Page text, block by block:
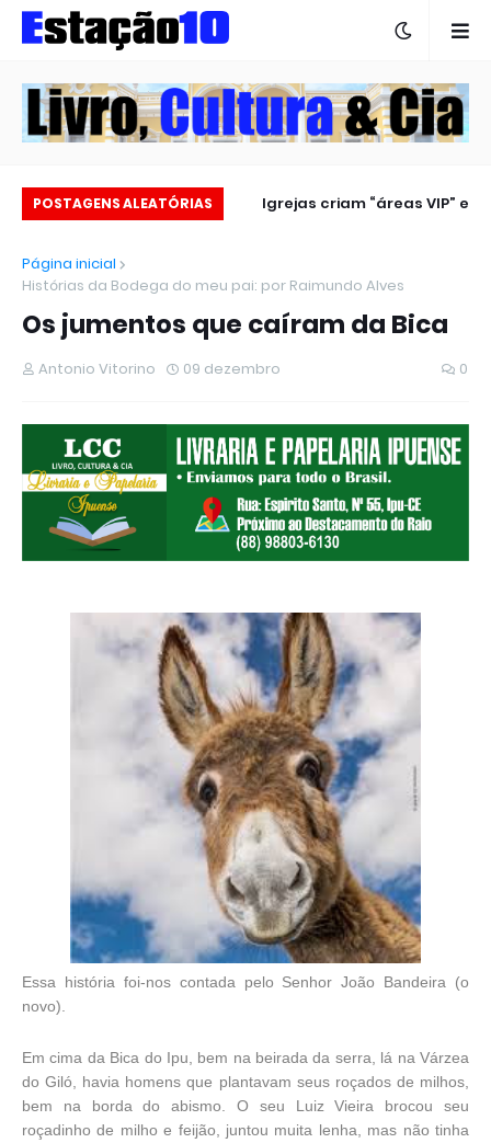
POSTAGENS ALEATÓRIAS
Igrejas criam “áreas VIP” e
10 no carnaval 2025
Página inicial
Histórias da Bodega do meu pai: por Raimundo Alves
Os jumentos que caíram da Bica
Antonio Vitorino 09 dezembro 0
Essa história foi-nos contada pelo Senhor João Bandeira (o
novo).
Em cima da Bica do Ipu, bem na beirada da serra, lá na Várzea
do Giló, havia homens que plantavam seus roçados de milhos,
bem na borda do abismo. O seu Luiz Vieira brocou seu
roçadinho de milho e feijão, juntou muita lenha, mas não tinha